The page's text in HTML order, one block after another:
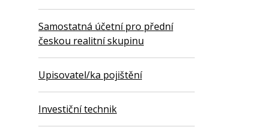
Samostatná účetní pro přední
českou realitní skupinu
Upisovatel/ka pojištění
Investiční technik